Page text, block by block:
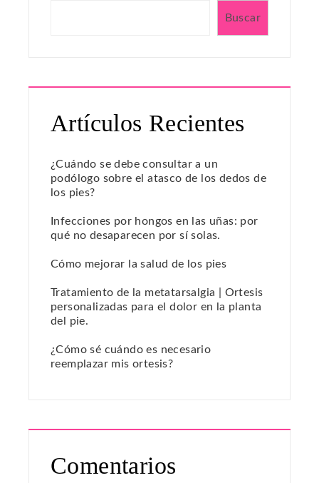
Buscar
Artículos Recientes
¿Cuándo se debe consultar a un
podólogo sobre el atasco de los dedos de
los pies?
Infecciones por hongos en las uñas: por
qué no desaparecen por sí solas.
Cómo mejorar la salud de los pies
Tratamiento de la metatarsalgia | Ortesis
personalizadas para el dolor en la planta
del pie.
¿Cómo sé cuándo es necesario
reemplazar mis ortesis?
Comentarios